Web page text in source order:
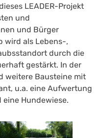
LEADER-Projekt
und
und Bürger
wird als Lebens-,
durch die
gestärkt. In der
weitere Bausteine mit
u.a. eine Aufwertung
Hundewiese.